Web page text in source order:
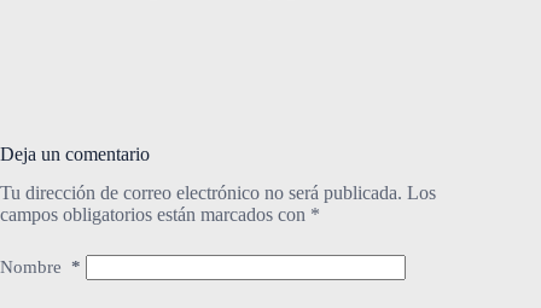
Deja un comentario
Tu dirección de correo electrónico no será publicada. Los
campos obligatorios están marcados con *
Nombre *